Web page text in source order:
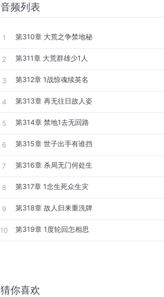
音频列表
1 第310章 大荒之争禁地秘
2 第311章 大荒群雄少1人
3 第312章 1战惊魂续英名
4 第313章 再无往日故人姿
5 第314章 禁地1去无回路
6 第315章 世子出手有谁挡
7 第316章 杀局无门何处生
8 第317章 1念生死众生灾
9 第318章 故人归来重洗牌
10 第319章 1度轮回怎相思
猜你喜欢